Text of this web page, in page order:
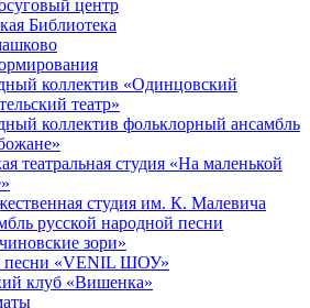
центр
Библиотека
коллектив «Одинцовский
театр»
коллектив фольклорный ансамбль
театральная студия «На маленькой
студия им. К. Малевича
русской народной песни
зори»
песни «VENIL ШОУ»
клуб «Вишенка»